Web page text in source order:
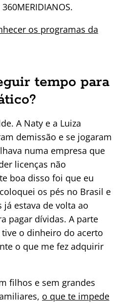
os programas da
tempo para
A Naty e a Luiza
demissão e se jogaram
numa empresa que
licenças não
boa disso foi que eu
os pés no Brasil e
estava de volta ao
pagar dívidas. A parte
o dinheiro do acerto
o que me fez adquirir
filhos e sem grandes
o que te impede